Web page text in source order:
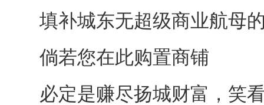
填补城东无超级商业航母
倘若您在此购置商铺
必定是赚尽扬城财富，笑